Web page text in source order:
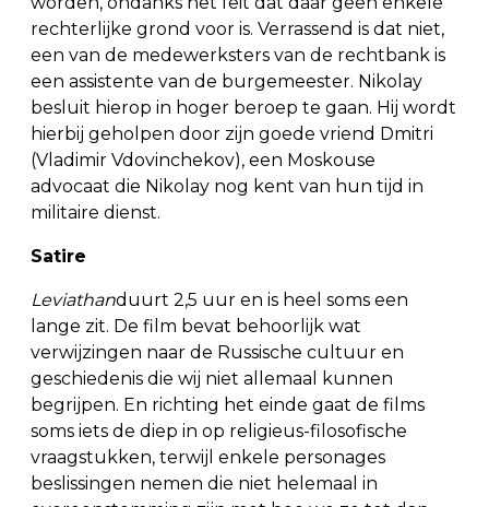
rechterlijke grond voor is. Verrassend is dat niet,
een van de medewerksters van de rechtbank is
een assistente van de burgemeester. Nikolay
besluit hierop in hoger beroep te gaan. Hij wordt
hierbij geholpen door zijn goede vriend Dmitri
(Vladimir Vdovinchekov), een Moskouse
advocaat die Nikolay nog kent van hun tijd in
militaire dienst.
Satire
Leviathanduurt 2,5 uur en is heel soms een
lange zit. De film bevat behoorlijk wat
verwijzingen naar de Russische cultuur en
geschiedenis die wij niet allemaal kunnen
begrijpen. En richting het einde gaat de films
soms iets de diep in op religieus-filosofische
vraagstukken, terwijl enkele personages
beslissingen nemen die niet helemaal in